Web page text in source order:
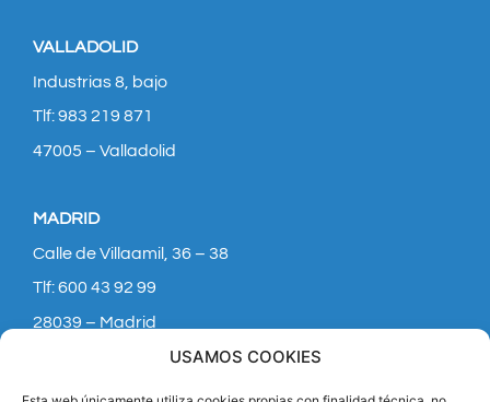
USAMOS COOKIES
VALLADOLID
Industrias 8, bajo
Tlf: 983 219 871
47005 – Valladolid
MADRID
Calle de Villaamil, 36 – 38
Tlf: 600 43 92 99
28039 – Madrid